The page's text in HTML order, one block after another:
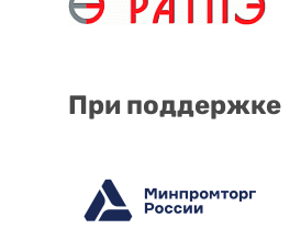
При поддержке